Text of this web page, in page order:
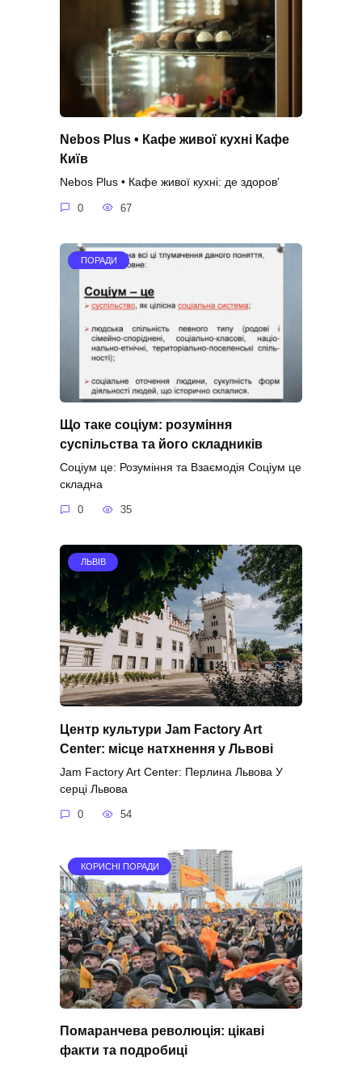
Nebos Plus • Кафе живої кухні Кафе
Київ
Nebos Plus • Кафе живої кухні: де здоров’
0 67
ПОРАДИ
Що таке соціум: розуміння
суспільства та його складників
Соціум це: Розуміння та Взаємодія Соціум це
складна
0 35
ЛЬВІВ
Центр культури Jam Factory Art
Center: місце натхнення у Львові
Jam Factory Art Center: Перлина Львова У
серці Львова
0 54
КОРИСНІ ПОРАДИ
Помаранчева революція: цікаві
факти та подробиці